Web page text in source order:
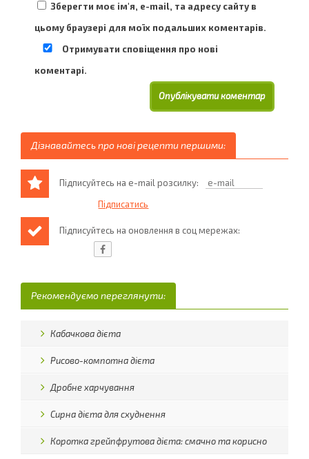
Зберегти моє ім'я, e-mail, та адресу сайту в
цьому браузері для моїх подальших коментарів.
Отримувати сповіщення про нові
коментарі.
Дізнавайтесь про нові рецепти першими:
Підписуйтесь на e-mail розсилку:
Підписуйтесь на оновлення в соц мережах:
Рекомендуємо переглянути:
Кабачкова дієта
Рисово-компотна дієта
Дробне харчування
Сирна дієта для схуднення
Коротка грейпфрутова дієта: смачно та корисно